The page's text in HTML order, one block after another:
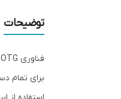
توضیحات